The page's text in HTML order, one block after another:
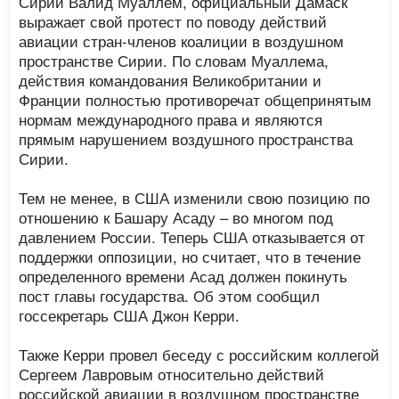
выражает свой протест по поводу действий
авиации стран-членов коалиции в воздушном
пространстве Сирии. По словам Муаллема,
действия командования Великобритании и
Франции полностью противоречат общепринятым
нормам международного права и являются
прямым нарушением воздушного пространства
Сирии.
Тем не менее, в США изменили свою позицию по
отношению к Башару Асаду – во многом под
давлением России. Теперь США отказывается от
поддержки оппозиции, но считает, что в течение
определенного времени Асад должен покинуть
пост главы государства. Об этом сообщил
госсекретарь США Джон Керри.
Также Керри провел беседу с российским коллегой
Сергеем Лавровым относительно действий
российской авиации в воздушном пространстве